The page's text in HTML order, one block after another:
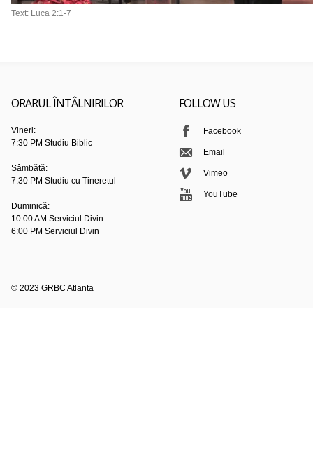
Text: Luca 2:1-7
ORARUL ÎNTÂLNIRILOR
Vineri:
7:30 PM Studiu Biblic
Sâmbătă:
7:30 PM Studiu cu Tineretul
Duminică:
10:00 AM Serviciul Divin
6:00 PM Serviciul Divin
FOLLOW US
Facebook
Email
Vimeo
YouTube
© 2023 GRBC Atlanta